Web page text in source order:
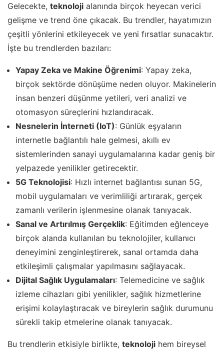
Gelecekte, teknoloji alanında birçok heyecan verici
gelişme ve trend öne çıkacak. Bu trendler, hayatımızın
çeşitli yönlerini etkileyecek ve yeni fırsatlar sunacaktır.
İşte bu trendlerden bazıları:
Yapay Zeka ve Makine Öğrenimi: Yapay zeka,
birçok sektörde dönüşüme neden oluyor. Makinelerin
insan benzeri düşünme yetileri, veri analizi ve
otomasyon süreçlerini hızlandıracak.
Nesnelerin İnterneti (IoT): Günlük eşyaların
internetle bağlantılı hale gelmesi, akıllı ev
sistemlerinden sanayi uygulamalarına kadar geniş bir
yelpazede yenilikler getirecektir.
5G Teknolojisi: Hızlı internet bağlantısı sunan 5G,
mobil uygulamaları ve verimliliği artırarak, gerçek
zamanlı verilerin işlenmesine olanak tanıyacak.
Sanal ve Artırılmış Gerçeklik: Eğitimden eğlenceye
birçok alanda kullanılan bu teknolojiler, kullanıcı
deneyimini zenginleştirerek, sanal ortamda daha
etkileşimli çalışmalar yapılmasını sağlayacak.
Dijital Sağlık Uygulamaları: Telemedicine ve sağlık
izleme cihazları gibi yenilikler, sağlık hizmetlerine
erişimi kolaylaştıracak ve bireylerin sağlık durumunu
sürekli takip etmelerine olanak tanıyacak.
Bu trendlerin etkisiyle birlikte, teknoloji hem bireysel